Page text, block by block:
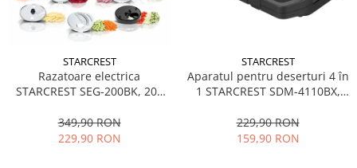
STARCREST
Razatoare electrica
STARCREST SEG-200BK, 200
349,90 RON
229,90 RON
STARCREST
Aparatul pentru deserturi 4 în
1 STARCREST SDM-4110BX,
invelis ceramic pentru vafe,
nuci, gogosi si smile
229,90 RON
159,90 RON